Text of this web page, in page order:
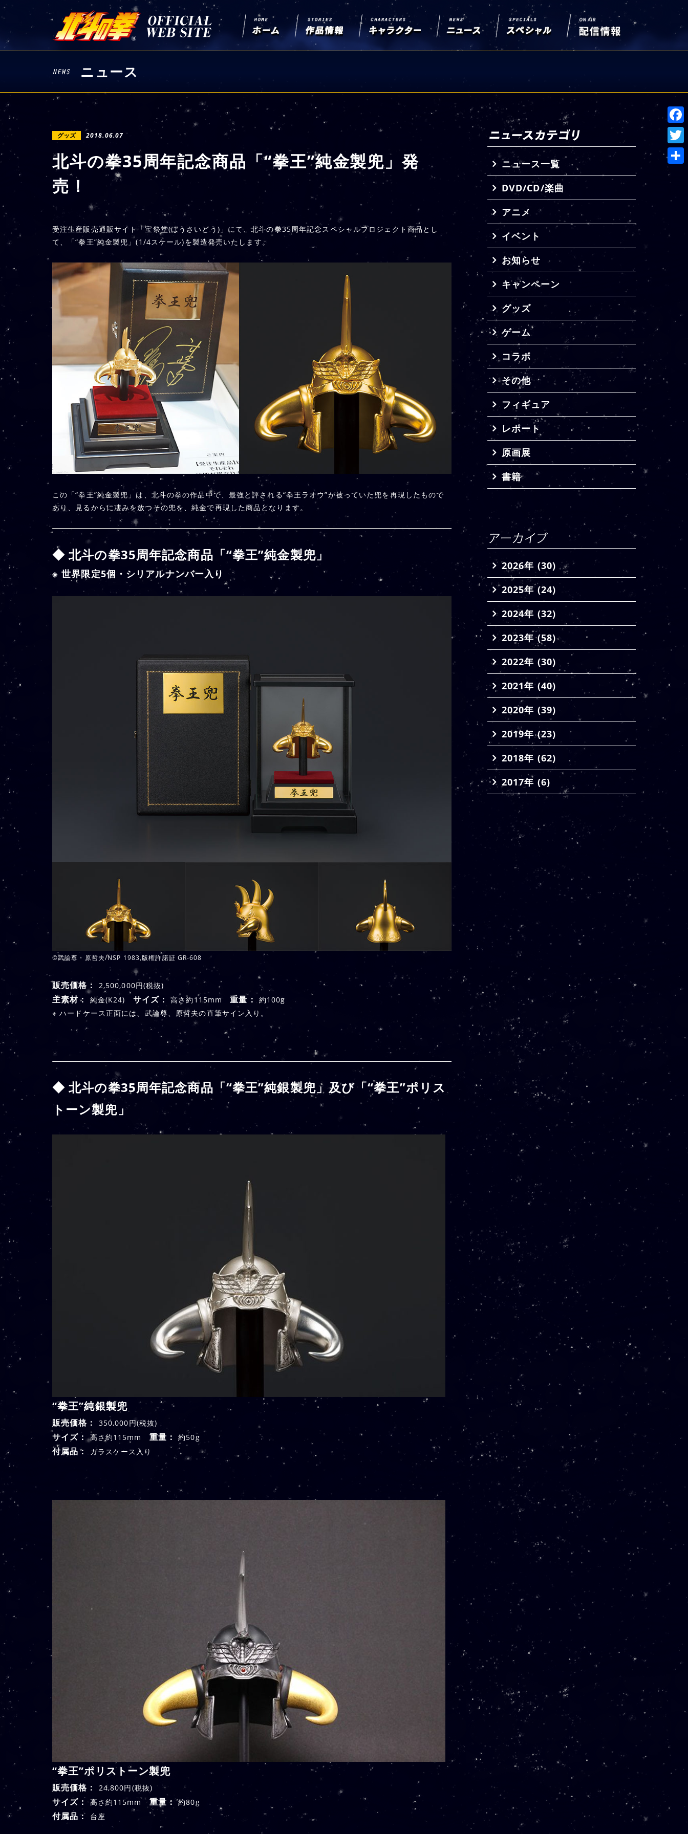
ニュース
グッズ 2018.06.07
北斗の拳35周年記念商品「“拳王”純金製兜」発
売！
受注生産販売通販サイト「宝祭堂(ほうさいどう)」にて、北斗の拳35周年記念スペシャルプロジェクト商品とし
て、「“拳王”純金製兜」(1/4スケール)を製造発売いたします。
この「“拳王”純金製兜」は、北斗の拳の作品中で、最強と評される“拳王ラオウ”が被っていた兜を再現したもので
あり、見るからに凄みを放つその兜を、純金で再現した商品となります。
◆ 北斗の拳35周年記念商品「“拳王”純金製兜」
※ 世界限定5個・シリアルナンバー入り
©武論尊・原哲夫/NSP 1983,版権許諾証 GR-608
販売価格： 2,500,000円(税抜)
主素材： 純金(K24) サイズ： 高さ約115mm重量：
約100g
※ ハードケース正面には、武論尊、原哲夫の直筆サイン入り。
◆ 北斗の拳35周年記念商品「“拳王”純銀製兜」及び「“拳王”ポリス
トーン製兜」
“拳王”純銀製兜
販売価格： 350,000円(税抜)
サイズ：高さ約115mm 重量： 約50g
付属品： ガラスケース入り
“拳王”ポリストーン製兜
販売価格： 24,800円(税抜)
サイズ： 高さ約115mm 重量：約80g
付属品： 台座
ニュース一覧
DVD/CD/楽曲
アニメ
イベント
お知らせ
キャンペーン
グッズ
ゲーム
コラボ
その他
フィギュア
レポート
原画展
書籍
2026年 (30)
2025年 (24)
2024年 (32)
2023年 (58)
2022年 (30)
2021年 (40)
2020年 (39)
2019年 (23)
2018年 (62)
2017年 (6)
共